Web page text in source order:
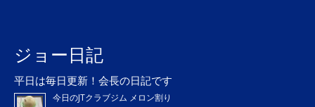
ジョー日記
平日は毎日更新！会長の日記です
今日のJTクラブジム メロン割り